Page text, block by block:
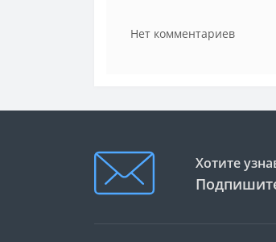
Нет комментариев
Хотите